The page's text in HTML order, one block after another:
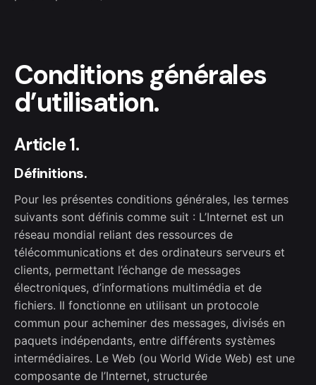
Conditions générales
d’utilisation.
Article 1.
Définitions.
Pour les présentes conditions générales, les termes
suivants sont définis comme suit : L’Internet est un
réseau mondial reliant des ressources de
télécommunications et des ordinateurs serveurs et
clients, permettant l’échange de messages
électroniques, d’informations multimédia et de
fichiers. Il fonctionne en utilisant un protocole
commun pour acheminer des messages, divisés en
paquets indépendants, entre différents systèmes
intermédiaires. Le Web (ou World Wide Web) est une
composante de l’Internet, structurée